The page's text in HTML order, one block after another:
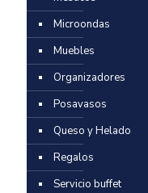
Microondas
Muebles
Organizadores
Posavasos
Queso y Helado
Regalos
Servicio buffet